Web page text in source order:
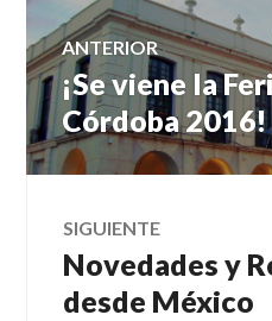
Navegación
de
entradas
ANTERIOR
Entrada
anterior:
¡Se viene la
Córdoba 2016!
SIGUIENTE
Entrada
siguiente:
Novedades y
desde México